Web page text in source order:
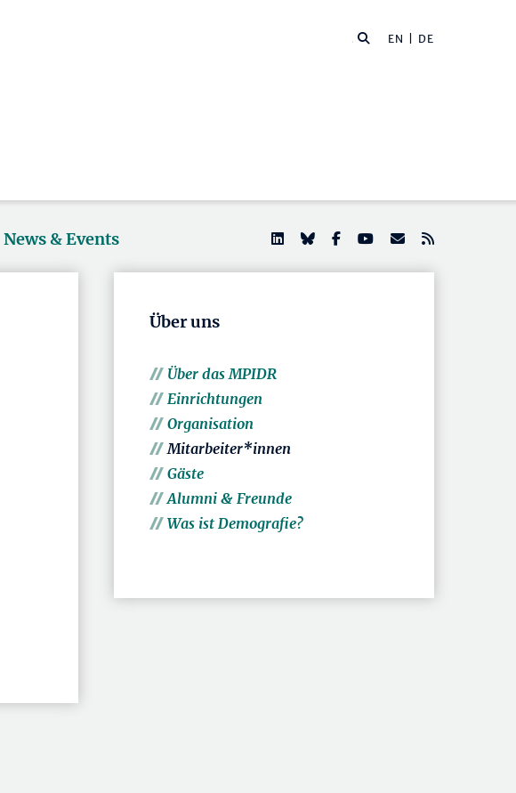
EN | DE
News & Events
Über uns
Über das MPIDR
Einrichtungen
Organisation
Mitarbeiter*innen
Gäste
Alumni & Freunde
Was ist Demografie?